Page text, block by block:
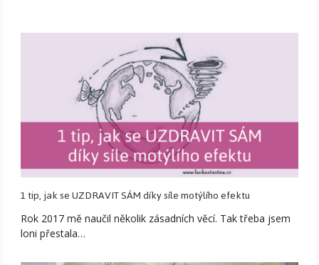
1 tip, jak se UZDRAVIT SÁM díky síle motýlího efektu
Rok 2017 mě naučil několik zásadních věcí. Tak třeba jsem
loni přestala…